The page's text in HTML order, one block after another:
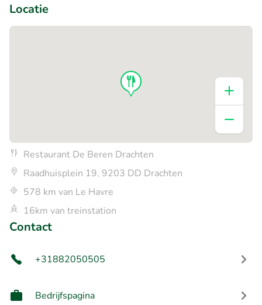
Locatie
Restaurant De Beren Drachten
Raadhuisplein 19, 9203 DD Drachten
578 km van Le Havre
16km van treinstation
Contact
+31882050505
Bedrijfspagina